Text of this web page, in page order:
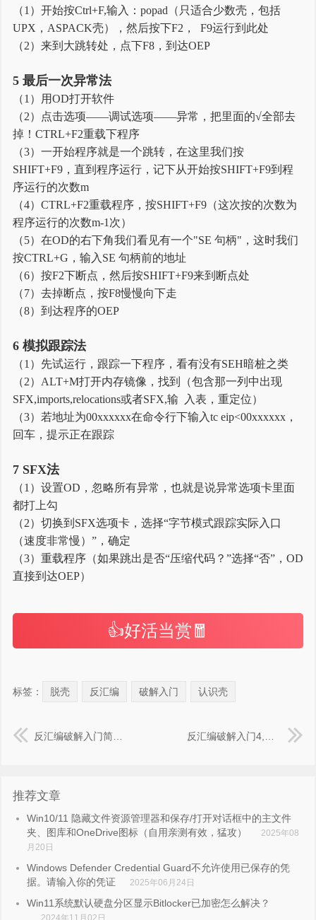
（1）开始按Ctrl+F,输入：popad（只适合少数壳，包括
UPX，ASPACK壳），然后按下F2， F9运行到此处
（2）来到大跳转处，点下F8，到达OEP
5 最后一次异常法
（1）用OD打开软件
（2）点击选项——调试选项——异常，把里面的√全部去
掉！CTRL+F2重载下程序
（3）一开始程序就是一个跳转，在这里我们按
SHIFT+F9，直到程序运行，记下从开始按SHIFT+F9到程
序运行的次数m
（4）CTRL+F2重载程序，按SHIFT+F9（这次按的次数为
程序运行的次数m-1次）
（5）在OD的右下角我们看见有一个"SE 句柄"，这时我们
按CTRL+G，输入SE 句柄前的地址
（6）按F2下断点，然后按SHIFT+F9来到断点处
（7）去掉断点，按F8慢慢向下走
（8）到达程序的OEP
6 模拟跟踪法
（1）先试运行，跟踪一下程序，看有没有SEH暗桩之类
（2）ALT+M打开内存镜像，找到（包含那一列中出现
SFX,imports,relocations或者SFX,输 入表，重定位）
（3）若地址为00xxxxxx在命令行下输入tc eip<00xxxxxx，
回车，提示正在跟踪
7 SFX法
（1）设置OD，忽略所有异常，也就是说异常选项卡里面
都打上勾
（2）切换到SFX选项卡，选择“字节模式跟踪实际入口
（速度非常慢）”，确定
（3）重载程序（如果跳出是否“压缩代码？”选择“否”，OD
直接到达OEP）
👍好活当赏🧧
标签： 脱壳 反汇编 破解入门 认识壳
反汇编破解入门简单认识动态调试工具OllyDBG 反汇编破解入门4,实战OllyDBG 单步跟踪法 脱壳,ASPack2.12
推荐文章
Win10/11 隐藏文件资源管理器和保存/打开对话框中的主文件
夹、图库和OneDrive图标（自用亲测有效，猛攻）
2025年08
月20日
Windows Defender Credential Guard不允许使用已保存的凭
据。请输入你的凭证
2025年06月24日
Win11系统默认硬盘分区显示Bitlocker已加密怎么解决？
2024年11月02日